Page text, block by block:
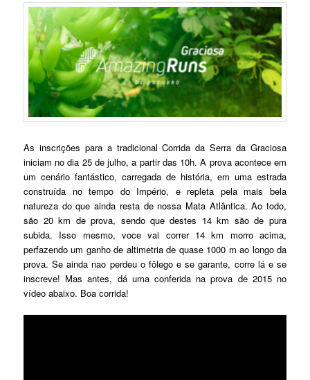
As inscrições para a tradicional Corrida da Serra da Graciosa
iniciam no dia 25 de julho, a partir das 10h. A prova acontece em
um cenário fantástico, carregada de história, em uma estrada
construída no tempo do Império, e repleta pela mais bela
natureza do que ainda resta de nossa Mata Atlântica. Ao todo,
são 20 km de prova, sendo que destes 14 km são de pura
subida. Isso mesmo, voce vai correr 14 km morro acima,
perfazendo um ganho de altimetria de quase 1000 m ao longo da
prova. Se ainda nao perdeu o fôlego e se garante, corre lá e se
inscreve! Mas antes, dá uma conferida na prova de 2015 no
vídeo abaixo. Boa corrida!